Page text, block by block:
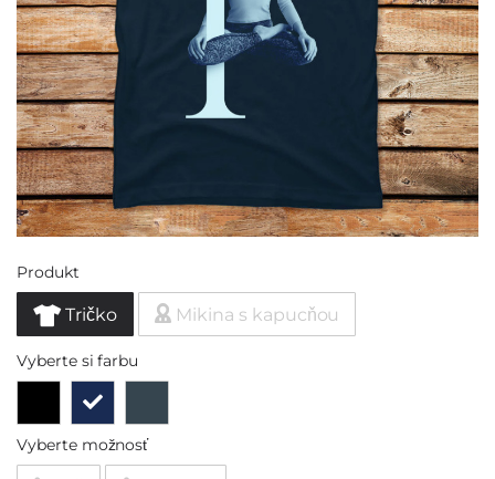
Produkt
Tričko Mikina s kapucňou
Vyberte si farbu
Vyberte možnosť